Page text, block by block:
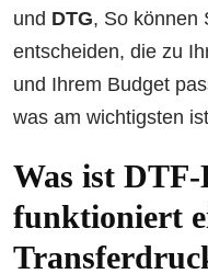
und DTG, So können
entscheiden, die zu
und Ihrem Budget
was am wichtigsten
Was ist
funktioniert